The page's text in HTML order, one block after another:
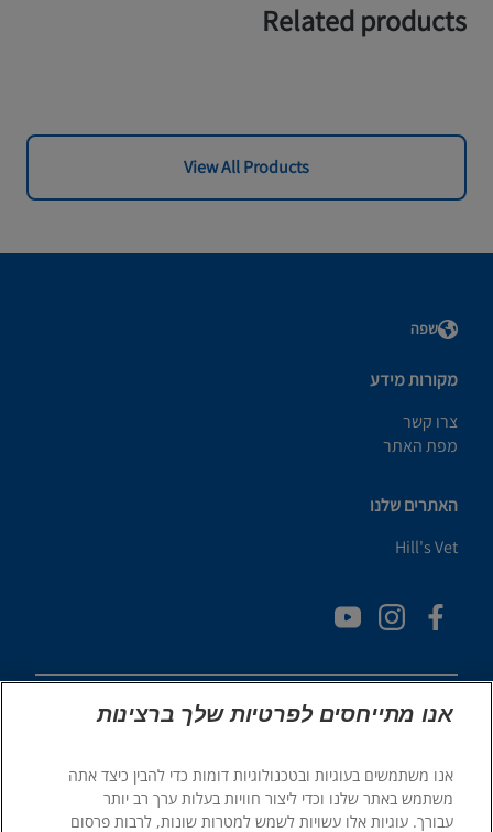
Related products
View All Products
שפה
מקורות מידע
צרו קשר
מפת האתר
האתרים שלנו
Hill's Vet
© 2025 Hill's Pet Nutrition, Inc.
כֹּל הַזְכוּיוֹת שְׁמוּרוֹת.
אנו מתייחסים לפרטיות שלך ברצינות
אנו משתמשים בעוגיות ובטכנולוגיות דומות כדי להבין כיצד אתה
משתמש באתר שלנו וכדי ליצור חוויות בעלות ערך רב יותר
עבורך. עוגיות אלו עשויות לשמש למטרות שונות, לרבות פרסום